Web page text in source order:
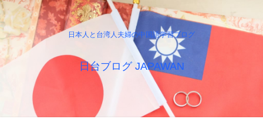
日本人と台湾人夫婦の中国語学習ブログ
日台ブログ JAPAWAN